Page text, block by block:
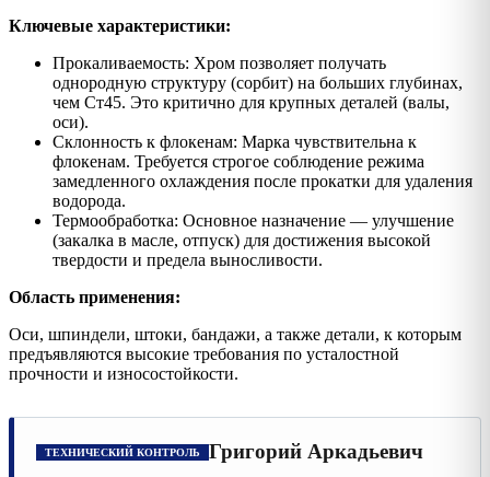
Ключевые характеристики:
Прокаливаемость: Хром позволяет получать
однородную структуру (сорбит) на больших глубинах,
чем Ст45. Это критично для крупных деталей (валы,
оси).
Склонность к флокенам: Марка чувствительна к
флокенам. Требуется строгое соблюдение режима
замедленного охлаждения после прокатки для удаления
водорода.
Термообработка: Основное назначение — улучшение
(закалка в масле, отпуск) для достижения высокой
твердости и предела выносливости.
Область применения:
Оси, шпиндели, штоки, бандажи, а также детали, к которым
предъявляются высокие требования по усталостной
прочности и износостойкости.
ТЕХНИЧЕСКИЙ КОНТРОЛЬ Григорий Аркадьевич